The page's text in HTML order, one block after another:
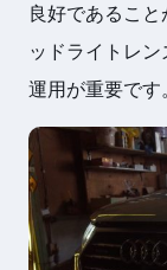
良好であるこ
ッドライトレ
運用が重要です。